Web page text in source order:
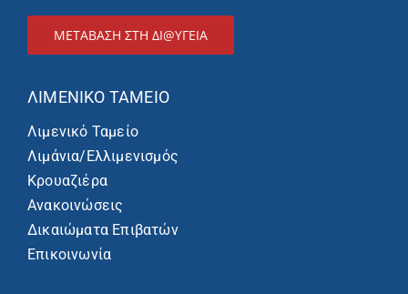
ΜΕΤΑΒΑΣΗ ΣΤΗ ΔΙ@ΥΓΕΙΑ
ΛΙΜΕΝΙΚΌ ΤΑΜΕΊΟ
Λιμενικό Ταμείο
Λιμάνια/Ελλιμενισμός
Κρουαζιέρα
Ανακοινώσεις
Δικαιώματα Επιβατών
Επικοινωνία